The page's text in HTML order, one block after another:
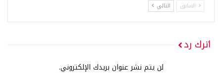
السابق التالي
اترك رد
لن يتم نشر عنوان بريدك الإلكتروني.